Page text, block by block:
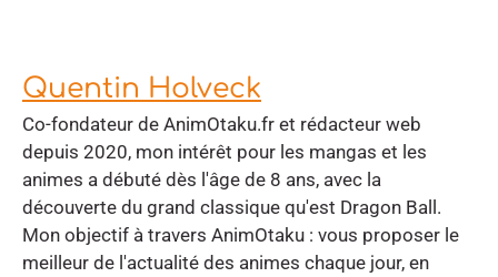
Quentin Holveck
Co-fondateur de AnimOtaku.fr et rédacteur web
depuis 2020, mon intérêt pour les mangas et les
animes a débuté dès l'âge de 8 ans, avec la
découverte du grand classique qu'est Dragon Ball.
Mon objectif à travers AnimOtaku : vous proposer le
meilleur de l'actualité des animes chaque jour, en